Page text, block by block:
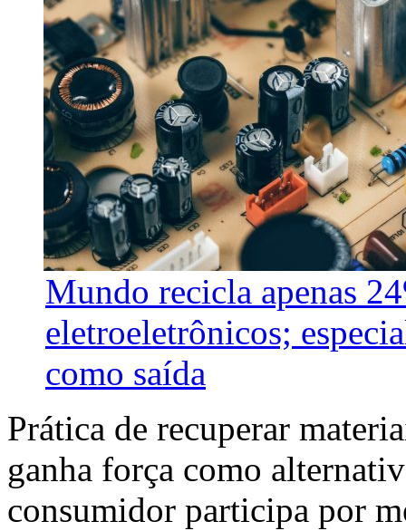
Mundo recicla apenas
eletroeletrônicos;
como saída
Prática de recuperar
ganha força como
consumidor participa por